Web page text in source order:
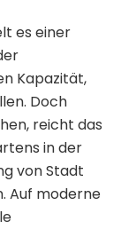
es einer
Kapazität,
Doch
reicht das
in der
von Stadt
Auf moderne